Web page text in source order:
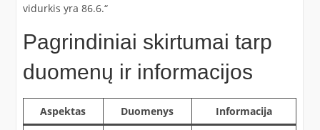
vidurkis yra 86.6.“​
Pagrindiniai skirtumai tarp
duomenų ir informacijos
Aspektas Duomenys
Informacija